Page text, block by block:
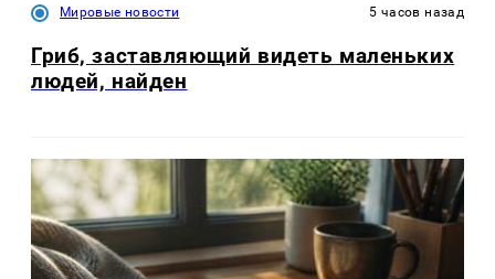
Мировые новости 5 часов назад
Гриб, заставляющий видеть маленьких
людей, найден